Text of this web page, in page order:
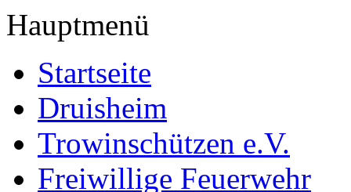
Hauptmenü
Startseite
Druisheim
Trowinschützen e.V.
Freiwillige Feuerwehr